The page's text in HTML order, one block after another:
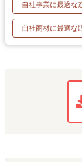
自社事業に最適な
自社商材に最適な